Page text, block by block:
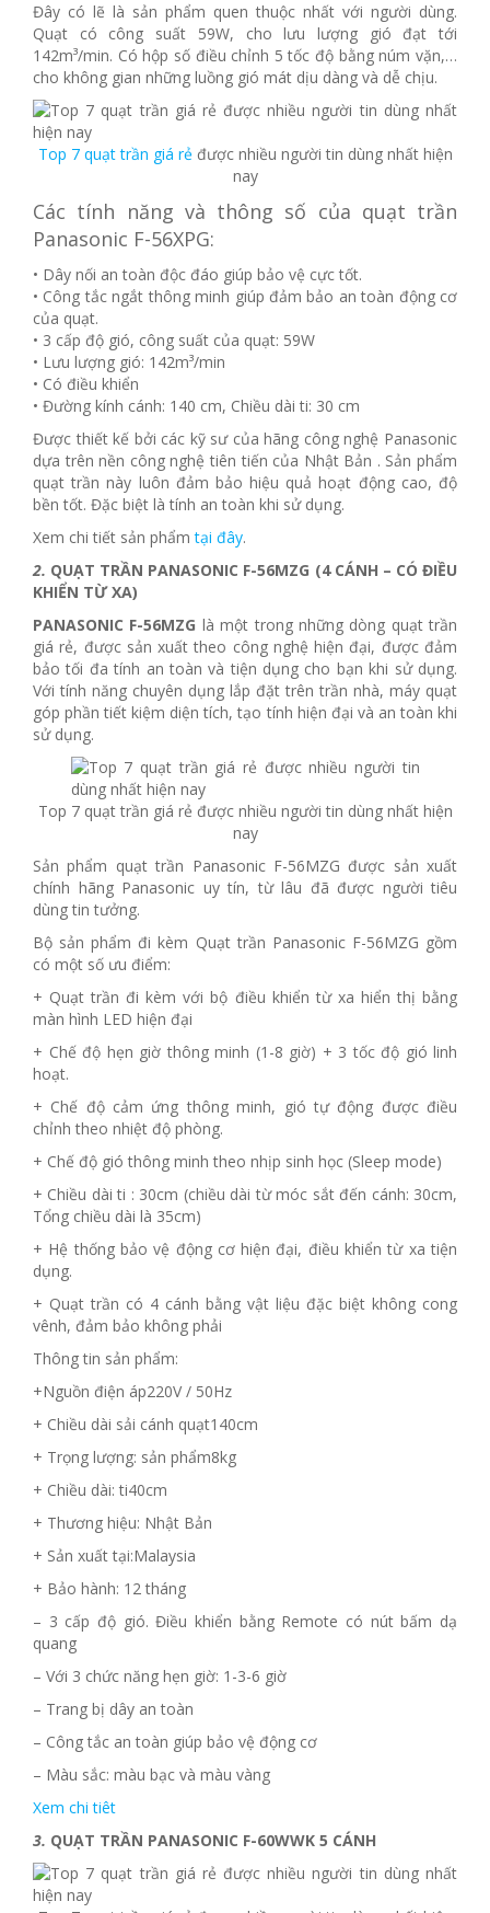
Đây có lẽ là sản phẩm quen thuộc nhất với người dùng.
Quạt có công suất 59W, cho lưu lượng gió đạt tới
142m³/min. Có hộp số điều chỉnh 5 tốc độ bằng núm vặn,…
cho không gian những luồng gió mát dịu dàng và dễ chịu.
Top 7 quạt trần giá rẻđược nhiều người tin dùng nhất hiện
nay
Các tính năng và thông số của quạt trần
Panasonic F-56XPG:
• Dây nối an toàn độc đáo giúp bảo vệ cực tốt.
• Công tắc ngắt thông minh giúp đảm bảo an toàn động cơ
của quạt.
• 3 cấp độ gió, công suất của quạt: 59W
• Lưu lượng gió: 142m³/min
• Có điều khiển
• Đường kính cánh: 140 cm, Chiều dài ti: 30 cm
Được thiết kế bởi các kỹ sư của hãng công nghệ Panasonic
dựa trên nền công nghệ tiên tiến của Nhật Bản . Sản phẩm
quạt trần này luôn đảm bảo hiệu quả hoạt động cao, độ
bền tốt. Đặc biệt là tính an toàn khi sử dụng.
Xem chi tiết sản phẩmtại đây.
2. QUẠT TRẦN PANASONIC F-56MZG (4 CÁNH – CÓ ĐIỀU
KHIỂN TỪ XA)
PANASONIC F-56MZG là một trong những dòng quạt trần
giá rẻ, được sản xuất theo công nghệ hiện đại, được đảm
bảo tối đa tính an toàn và tiện dụng cho bạn khi sử dụng.
Với tính năng chuyên dụng lắp đặt trên trần nhà, máy quạt
góp phần tiết kiệm diện tích, tạo tính hiện đại và an toàn khi
sử dụng.
Top 7 quạt trần giá rẻ được nhiều người tin dùng nhất hiện
nay
Sản phẩm quạt trần Panasonic F-56MZG được sản xuất
chính hãng Panasonic uy tín, từ lâu đã được người tiêu
dùng tin tưởng.
Bộ sản phẩm đi kèm Quạt trần Panasonic F-56MZG gồm
có một số ưu điểm:
+ Quạt trần đi kèm với bộ điều khiển từ xa hiển thị bằng
màn hình LED hiện đại
+ Chế độ hẹn giờ thông minh (1-8 giờ) + 3 tốc độ gió linh
hoạt.
+ Chế độ cảm ứng thông minh, gió tự động được điều
chỉnh theo nhiệt độ phòng.
+ Chế độ gió thông minh theo nhịp sinh học (Sleep mode)
+ Chiều dài ti : 30cm (chiều dài từ móc sắt đến cánh: 30cm,
Tổng chiều dài là 35cm)
+ Hệ thống bảo vệ động cơ hiện đại, điều khiển từ xa tiện
dụng.
+ Quạt trần có 4 cánh bằng vật liệu đặc biệt không cong
vênh, đảm bảo không phải
Thông tin sản phẩm:
+Nguồn điện áp220V / 50Hz
+ Chiều dài sải cánh quạt140cm
+ Trọng lượng: sản phẩm8kg
+ Chiều dài: ti40cm
+ Thương hiệu: Nhật Bản
+ Sản xuất tại:Malaysia
+ Bảo hành: 12 tháng
– 3 cấp độ gió. Điều khiển bằng Remote có nút bấm dạ
quang
– Với 3 chức năng hẹn giờ: 1-3-6 giờ
– Trang bị dây an toàn
– Công tắc an toàn giúp bảo vệ động cơ
– Màu sắc: màu bạc và màu vàng
Xem chi tiêt
3. QUẠT TRẦN PANASONIC F-60WWK 5 CÁNH